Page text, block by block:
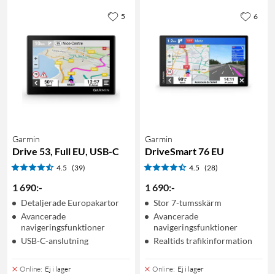
Garmin
Drive 53, Full EU, USB-C
4.5 (39)
1 690:-
Detaljerade Europakartor
Avancerade
navigeringsfunktioner
USB-C-anslutning
Online: Ej i lager
5
Garmin
DriveSmart 76 EU
4.5 (28)
1 690:-
Stor 7-tumsskärm
Avancerade
navigeringsfunktioner
Realtids trafikinformation
Online: Ej i lager
6